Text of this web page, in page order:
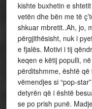
kishte buxhetin e
vetën dhe bën me të
shkuar mbretit..Ah, jo,
përgjithësisht, nuk i
e fjalës. Motivi i tij
keqen e këtij populli,
përditshmme, është
vëmendjes si “pop-
detyrën që i është
se po prish punë.